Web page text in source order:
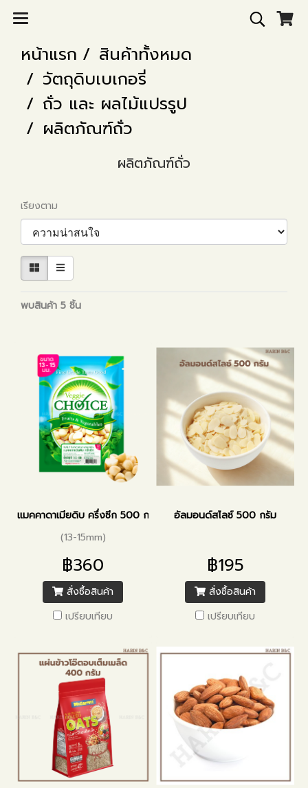
หน้าแรก
สินค้าทั้งหมด
วัตถุดิบเบเกอรี่
ถั่ว และ ผลไม้แปรรูป
ผลิตภัณฑ์ถั่ว
ผลิตภัณฑ์ถั่ว
เรียงตาม
พบสินค้า 5 ชิ้น
แมคคาดาเมียดิบ ครึ่งซีก 500 กรัม
(13-15mm)
฿360
สั่งซื้อสินค้า
เปรียบเทียบ
อัลมอนด์สไลซ์ 500 กรัม
฿195
สั่งซื้อสินค้า
เปรียบเทียบ